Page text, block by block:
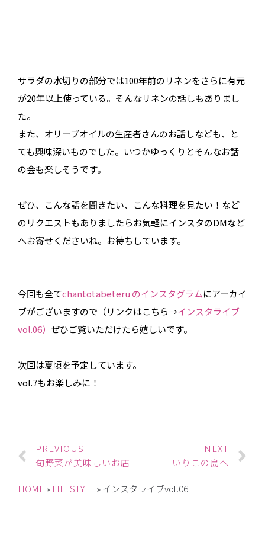
サラダの水切りの部分では100年前のリネンをさらに有元
が20年以上使っている。そんなリネンの話しもありまし
た。
また、オリーブオイルの生産者さんのお話しなども、と
ても興味深いものでした。いつかゆっくりとそんなお話
の会も楽しそうです。
ぜひ、こんな話を聞きたい、こんな料理を見たい！など
のリクエストもありましたらお気軽にインスタのDMなど
へお寄せくださいね。お待ちしています。
今回も全てchantotabeteru のインスタグラムにアーカイ
ブがございますので（リンクはこちら→インスタライブ
vol.06） ぜひご覧いただけたら嬉しいです。
次回は夏頃を予定しています。
vol.7もお楽しみに！
PREVIOUS
旬野菜が美味しいお店
NEXT
いりこの島へ
HOME » LIFESTYLE » インスタライブvol.06